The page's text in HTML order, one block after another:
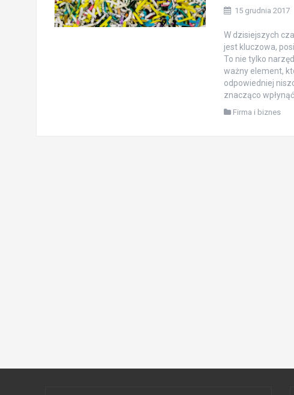
15 grudnia 2017
W dzisiejszych
jest kluczowa,
To nie tylko
ważny element,
odpowiedniej
znacząco
Firma i biznes